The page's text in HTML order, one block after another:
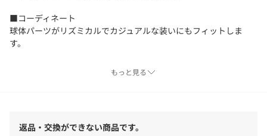
■コーディネート
球体パーツがリズミカルでカジュアルな装いにもフィットしま
す。
ご了承ください。
もっと見る
返品・交換ができない商品です。